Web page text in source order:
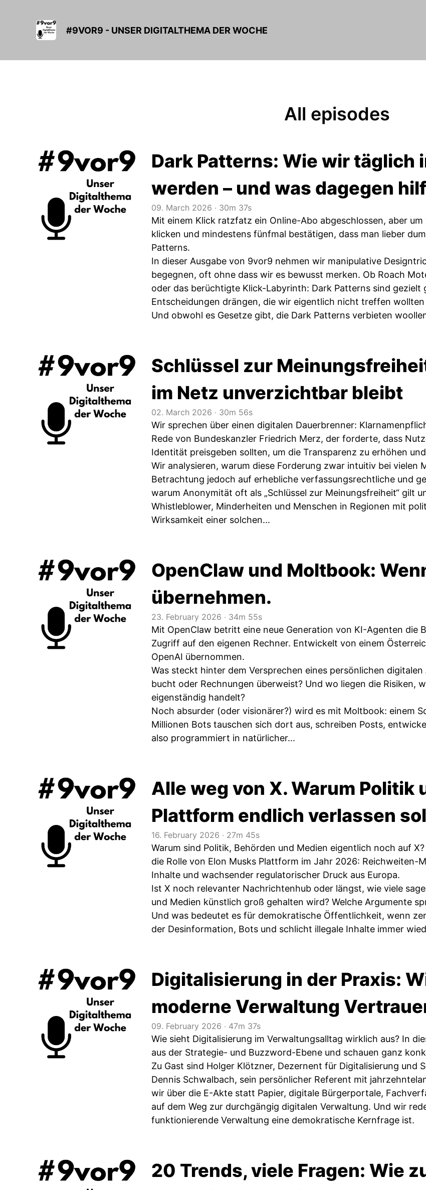
#9VOR9 - UNSER DIGITALTHEMA DER WOCHE
All episodes
Dark Patterns: Wie wir
werden – und was dagegen
09. March 2026 ‧ 30m 37s
Mit einem Klick ratzfatz ein Online-Abo abgeschlossen, aber
klicken und mindestens fünfmal bestätigen, dass man lieber
Patterns.
In dieser Ausgabe von 9vor9 nehmen wir manipulative
begegnen, oft ohne dass wir es bewusst merken. Ob Roach
oder das berüchtigte Klick-Labyrinth: Dark Patterns sind
Entscheidungen drängen, die wir eigentlich nicht treffen wollten
Und obwohl es Gesetze gibt, die Dark Patterns verbieten
Schlüssel zur
im Netz unverzichtbar bleibt
02. March 2026 ‧ 30m 56s
Wir sprechen über einen digitalen Dauerbrenner:
Rede von Bundeskanzler Friedrich Merz, der forderte, dass
Identität preisgeben sollten, um die Transparenz zu erhöhen
Wir analysieren, warum diese Forderung zwar intuitiv bei vielen
Betrachtung jedoch auf erhebliche verfassungsrechtliche und
warum Anonymität oft als „Schlüssel zur Meinungsfreiheit“ gilt
Whistleblower, Minderheiten und Menschen in Regionen mit
Wirksamkeit einer solchen...
OpenClaw und Moltbook:
übernehmen.
23. February 2026 ‧ 34m 55s
Mit OpenClaw betritt eine neue Generation von KI-Agenten die
Zugriff auf den eigenen Rechner. Entwickelt von einem
OpenAI übernommen.
Was steckt hinter dem Versprechen eines persönlichen
bucht oder Rechnungen überweist? Und wo liegen die Risiken,
eigenständig handelt?
Noch absurder (oder visionärer?) wird es mit Moltbook: einem
Millionen Bots tauschen sich dort aus, schreiben Posts,
also programmiert in natürlicher...
Alle weg von X. Warum Politik
Plattform endlich verlassen
16. February 2026 ‧ 27m 45s
Warum sind Politik, Behörden und Medien eigentlich noch auf
die Rolle von Elon Musks Plattform im Jahr 2026:
Inhalte und wachsender regulatorischer Druck aus Europa.
Ist X noch relevanter Nachrichtenhub oder längst, wie viele
und Medien künstlich groß gehalten wird? Welche Argumente
Und was bedeutet es für demokratische Öffentlichkeit, wenn
der Desinformation, Bots und schlicht illegale Inhalte immer
Digitalisierung in der Praxis:
moderne Verwaltung
09. February 2026 ‧ 47m 37s
Wie sieht Digitalisierung im Verwaltungsalltag wirklich aus? In
aus der Strategie- und Buzzword-Ebene und schauen ganz
Zu Gast sind Holger Klötzner, Dezernent für Digitalisierung und
Dennis Schwalbach, sein persönlicher Referent mit
wir über die E-Akte statt Papier, digitale Bürgerportale,
auf dem Weg zur durchgängig digitalen Verwaltung. Und wir
funktionierende Verwaltung eine demokratische Kernfrage ist.
20 Trends, viele Fragen: Wie